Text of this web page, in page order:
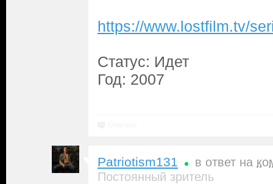
https://www.lostfilm.tv/
Статус: Идет
Год: 2007
Patriotism131 в ответ на
Постоянный зритель